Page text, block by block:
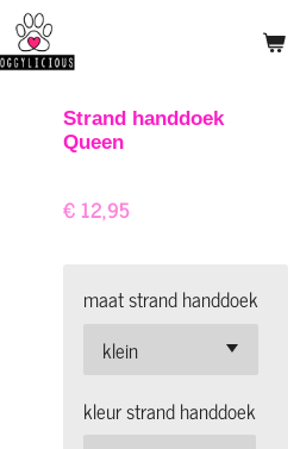
Strand handdoek
Queen
€ 12,95
maat strand handdoek
kleur strand handdoek